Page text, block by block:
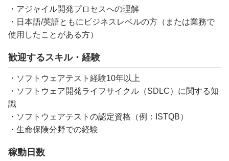
・アジャイル開発プロセスへの理解
・日本語/英語ともにビジネスレベルの方（または業務で
使用したことがある方）
歓迎するスキル・経験
・ソフトウェアテスト経験10年以上
・ソフトウェア開発ライフサイクル（SDLC）に関する知
識
・ソフトウェアテストの認定資格（例：ISTQB）
・生命保険分野での経験
稼動日数